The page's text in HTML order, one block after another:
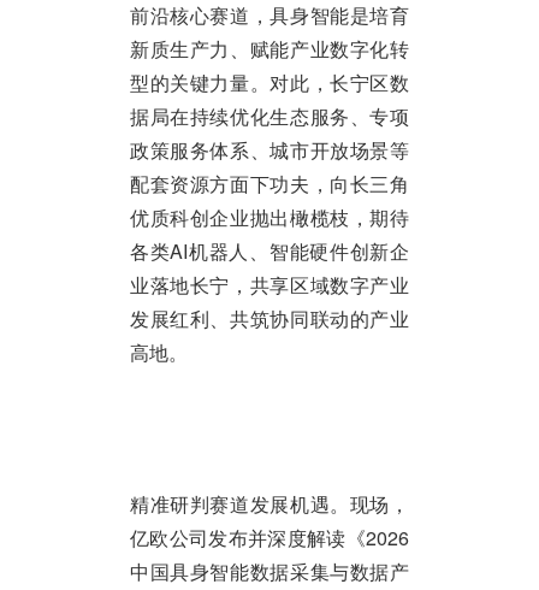
前沿核心赛道，具身智能是培育
新质生产力、赋能产业数字化转
型的关键力量。对此，长宁区数
据局在持续优化生态服务、专项
政策服务体系、城市开放场景等
配套资源方面下功夫，向长三角
优质科创企业抛出橄榄枝，期待
各类AI机器人、智能硬件创新企
业落地长宁，共享区域数字产业
发展红利、共筑协同联动的产业
高地。
精准研判赛道发展机遇。现场，
亿欧公司发布并深度解读《2026
中国具身智能数据采集与数据产